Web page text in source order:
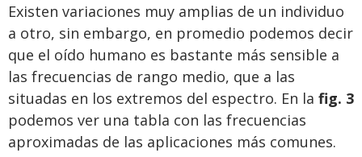
Existen variaciones muy amplias de un individuo
a otro, sin embargo, en promedio podemos decir
que el oído humano es bastante más sensible a
las frecuencias de rango medio, que a las
situadas en los extremos del espectro. En la fig. 3
podemos ver una tabla con las frecuencias
aproximadas de las aplicaciones más comunes.